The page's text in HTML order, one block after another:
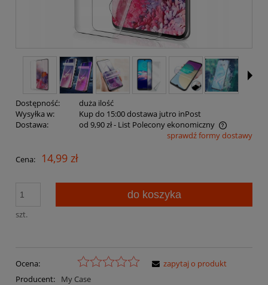
Dostępność:
duża ilość
Wysyłka w:
Kup do 15:00 dostawa jutro inPost
Dostawa:
od 9,90 zł- List Polecony ekonomiczny
Cena nie zawiera ewentualnych kosztów płatnościsprawdź formy dostawy
Cena: 14,99 zł
szt.
do koszyka
Ocena:
Producent:
My Case
zapytaj o produkt